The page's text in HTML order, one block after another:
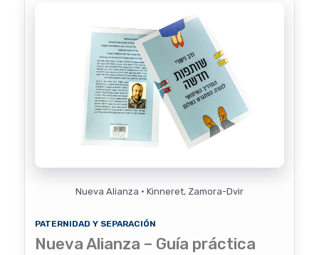
Nueva Alianza · Kinneret, Zamora-Dvir
PATERNIDAD Y SEPARACIÓN
Nueva Alianza – Guía práctica